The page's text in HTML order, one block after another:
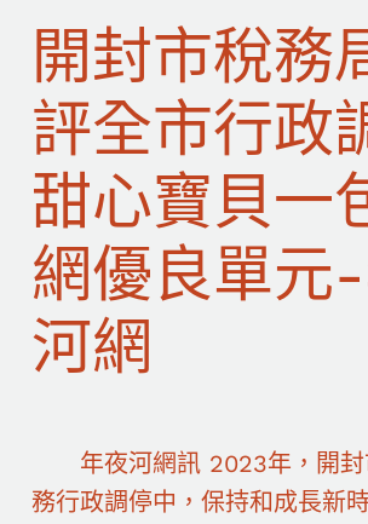
開封市稅務
評全市行政
甜心寶貝一
網優良單元
河網
年夜河網訊 2023年，開
務行政調停中，保持和成長新